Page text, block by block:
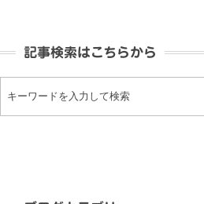
記事検索はこちらから